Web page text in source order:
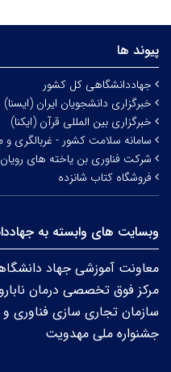
پیوند ها
جهاددانشگاهی کل کشور
خبرگزاری دانشجویان ایران (ایسنا)
خبرگزاری بین المللی قرآن (ایکنا)
سامانه سلامت کشور - غربالگری و
شرکت فناوری بن یاخته های رویان
فروشگاه کتاب شانزده
وبسایت های وابسته به
معاونت آموزشی جهاد
مرکز فوق تخصصی درمان
سازمان تجاری سازی فناوری
جشنواره ملی مهدویت